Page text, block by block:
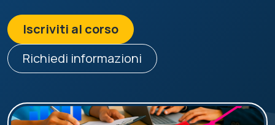
Iscriviti al corso
Richiedi informazioni